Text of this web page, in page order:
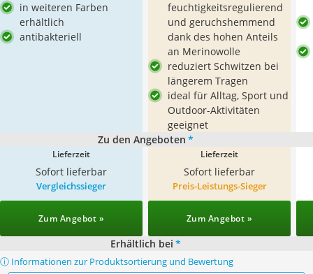
in weiteren Farben
erhältlich
antibakteriell
feuchtigkeitsregulierend
und geruchshemmend
dank des hohen Anteils
an Merinowolle
reduziert Schwitzen bei
längerem Tragen
ideal für Alltag, Sport und
Outdoor-Aktivitäten
geeignet
Zu den Angeboten *
Lieferzeit
Sofort lieferbar
Lieferzeit
Sofort lieferbar
Vergleichssieger
Zum Angebot »
Preis-Leistungs-Sieger
Zum Angebot »
Erhältlich bei *
ⓘ Informationen zur Produktsortierung und Bewertung